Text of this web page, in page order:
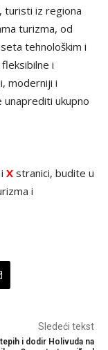
turisti iz regiona
turizma, od
tehnološkim i
i
moderniji i
ukupno
i X stranici, budite u
i
Sledeći tekst
i dodir Holivuda na